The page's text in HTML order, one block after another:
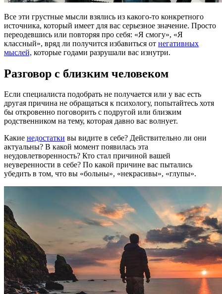
Все эти грустные мысли взялись из какого-то конкретного
источника, который имеет для вас серьезное значение. Просто
переодевшись или повторяя про себя: «Я смогу», «Я
классный», вряд ли получится избавиться от негативных
мыслей, которые годами разрушали вас изнутри.
Разговор с близким человеком
Если специалиста подобрать не получается или у вас есть
другая причина не обращаться к психологу, попытайтесь хотя
бы откровенно поговорить с подругой или близким
родственником на тему, которая давно вас волнует.
Какие недостатки вы видите в себе? Действительно ли они
актуальны? В какой момент появилась эта
неудовлетворенность? Кто стал причиной вашей
неуверенности в себе? По какой причине вас пытались
убедить в том, что вы «больны», «некрасивы», «глупы».